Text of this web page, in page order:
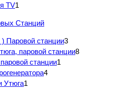
TV1
Станций
) Паровой станции3
паровой станции8
станции1
4
Утюга1